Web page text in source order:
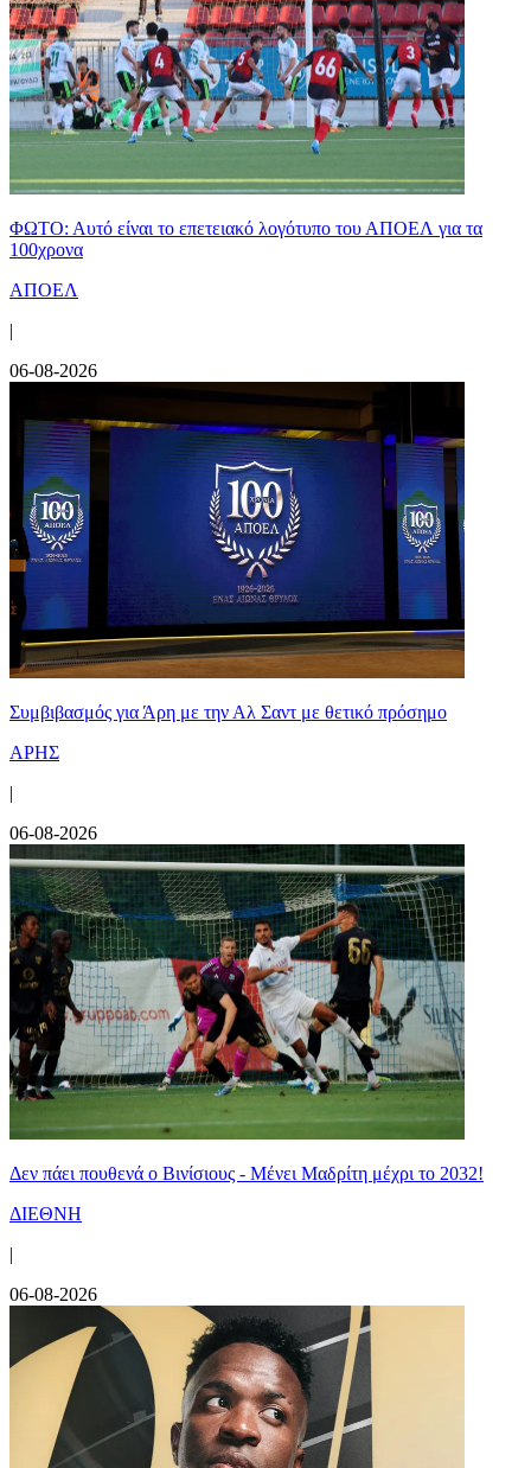
ΦΩΤΟ: Αυτό είναι το επετειακό λογότυπο του ΑΠΟΕΛ για τα
100χρονα
ΑΠΟΕΛ
|
06-08-2026
Συμβιβασμός για Άρη με την Αλ Σαντ με θετικό πρόσημο
ΑΡΗΣ
|
06-08-2026
Δεν πάει πουθενά ο Βινίσιους - Μένει Μαδρίτη μέχρι το 2032!
ΔΙΕΘΝΗ
|
06-08-2026